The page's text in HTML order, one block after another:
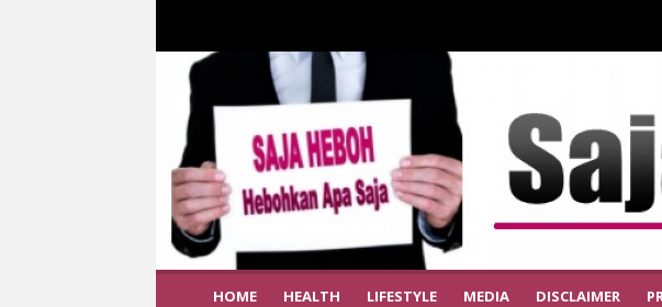
HOME HEALTH LIFESTYLE MEDIA DISCLAIMER